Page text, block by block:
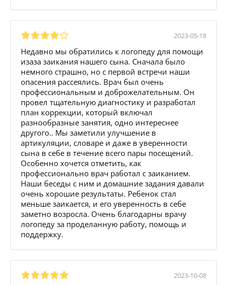
2023-05-18
Недавно мы обратились к логопеду для помощи
изаза заикания нашего сына. Сначала было
немного страшно, но с первой встречи наши
опасения рассеялись. Врач был очень
профессиональным и доброжелательным. Он
провел тщательную диагностику и разработал
план коррекции, который включал
разнообразные занятия, одно интереснее
другого.. Мы заметили улучшение в
артикуляции, словаре и даже в уверенности
сына в себе в течение всего пары посещений.
Особенно хочется отметить, как
профессионально врач работал с заиканием.
Наши беседы с ним и домашние задания давали
очень хорошие результаты. Ребенок стал
меньше заикается, и его уверенность в себе
заметно возросла. Очень благодарны врачу
логопеду за проделанную работу, помощь и
поддержку.
2023-10-08